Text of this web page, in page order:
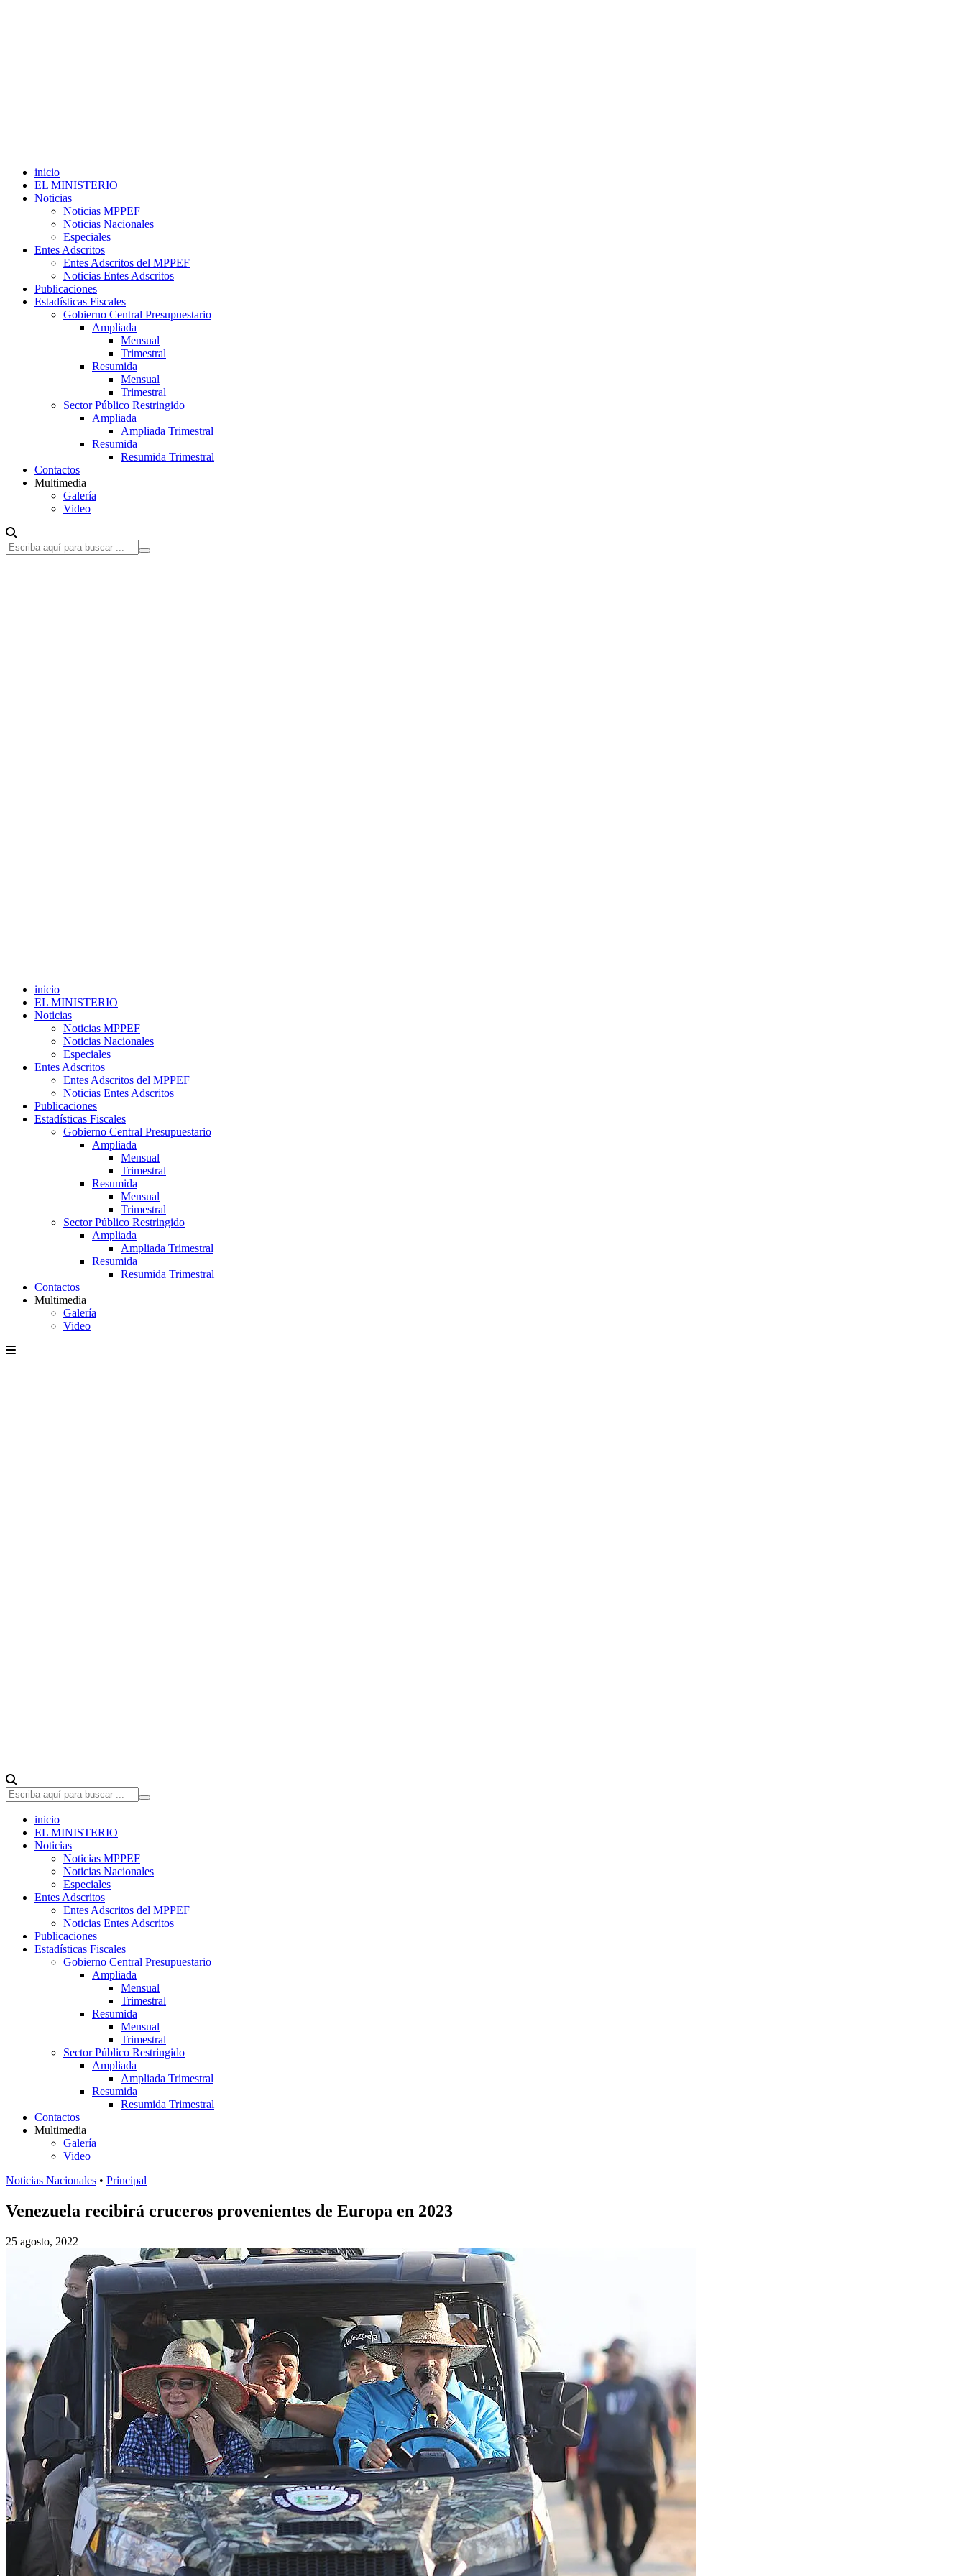
inicio
EL MINISTERIO
Noticias
Noticias MPPEF
Noticias Nacionales
Especiales
Entes Adscritos
Entes Adscritos del MPPEF
Noticias Entes Adscritos
Publicaciones
Estadísticas Fiscales
Gobierno Central Presupuestario
Ampliada
Mensual
Trimestral
Resumida
Mensual
Trimestral
Sector Público Restringido
Ampliada
Ampliada Trimestral
Resumida
Resumida Trimestral
Contactos
Multimedia
Galería
Video
inicio
EL MINISTERIO
Noticias
Noticias MPPEF
Noticias Nacionales
Especiales
Entes Adscritos
Entes Adscritos del MPPEF
Noticias Entes Adscritos
Publicaciones
Estadísticas Fiscales
Gobierno Central Presupuestario
Ampliada
Mensual
Trimestral
Resumida
Mensual
Trimestral
Sector Público Restringido
Ampliada
Ampliada Trimestral
Resumida
Resumida Trimestral
Contactos
Multimedia
Galería
Video
inicio
EL MINISTERIO
Noticias
Noticias MPPEF
Noticias Nacionales
Especiales
Entes Adscritos
Entes Adscritos del MPPEF
Noticias Entes Adscritos
Publicaciones
Estadísticas Fiscales
Gobierno Central Presupuestario
Ampliada
Mensual
Trimestral
Resumida
Mensual
Trimestral
Sector Público Restringido
Ampliada
Ampliada Trimestral
Resumida
Resumida Trimestral
Contactos
Multimedia
Galería
Video
Noticias Nacionales • Principal
Venezuela recibirá cruceros provenientes de Europa en 2023
25 agosto, 2022